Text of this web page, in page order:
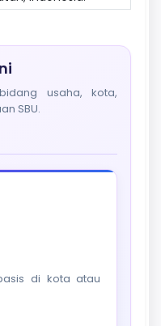
usaha, kota,
SBU.
di kota atau